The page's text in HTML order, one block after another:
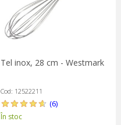
Tel inox, 28 cm - Westmark
Cod: 12522211
(6)
În stoc